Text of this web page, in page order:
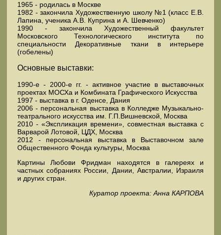
1965 - родилась в Москве
1982 - закончила Художественную школу №1 (класс Е.В.
Лапина, ученика А.В. Куприна и А. Шевченко)
1990 - закончила Художественный факультет
Московского Технологического института по
специальности Декоративные ткани в интерьере
(гобелены)
Основные выставки:
1990-е - 2000-е гг. - активное участие в выставочных
проектах МОСХа и Комбината Графического Искусства
1997 - выставка в г. Оденсе, Дания
2006 - персональная выставка в Колледже Музыкально-
театрального искусства им. Г.П.Вишневской, Москва
2010 - «Экспликация времени», совместная выставка с
Варварой Лотовой, ЦДХ, Москва
2012 - персональная выставка в Выставочном зале
Общественного Фонда культуры, Москва
Картины Любови Фридман находятся в галереях и
частных собраниях России, Дании, Австралии, Израиля
и других стран.
Куратор проекта: Анна КАРПОВА